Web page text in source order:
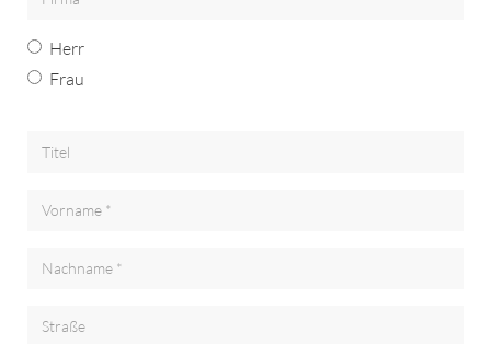
Herr
Frau